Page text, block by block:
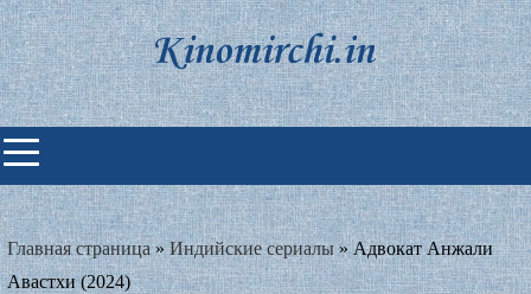
Skip
to
content
Индийские фильмы смотреть
онлайн
Главная страница»Индийские сериалы»Адвокат Анжали
Авастхи (2024)